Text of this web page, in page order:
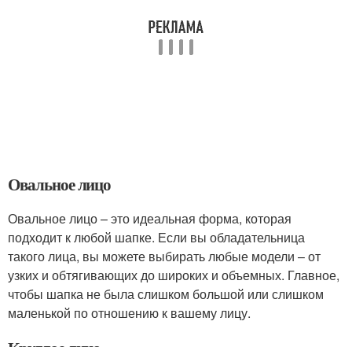
Овальное лицо
Овальное лицо – это идеальная форма, которая
подходит к любой шапке. Если вы обладательница
такого лица, вы можете выбирать любые модели – от
узких и обтягивающих до широких и объемных. Главное,
чтобы шапка не была слишком большой или слишком
маленькой по отношению к вашему лицу.